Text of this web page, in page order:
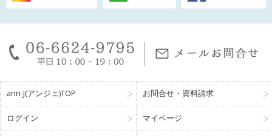
ann-J(アンジェ)TOP お問合せ・資料請求
ログイン マイページ